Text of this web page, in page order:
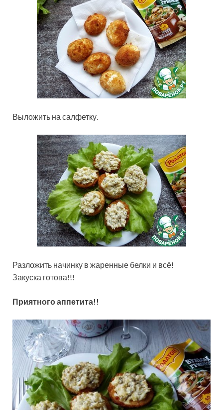
Выложить на салфетку.
Разложить начинку в жаренные белки и всё!
Закуска готова!!!
Приятного аппетита!!